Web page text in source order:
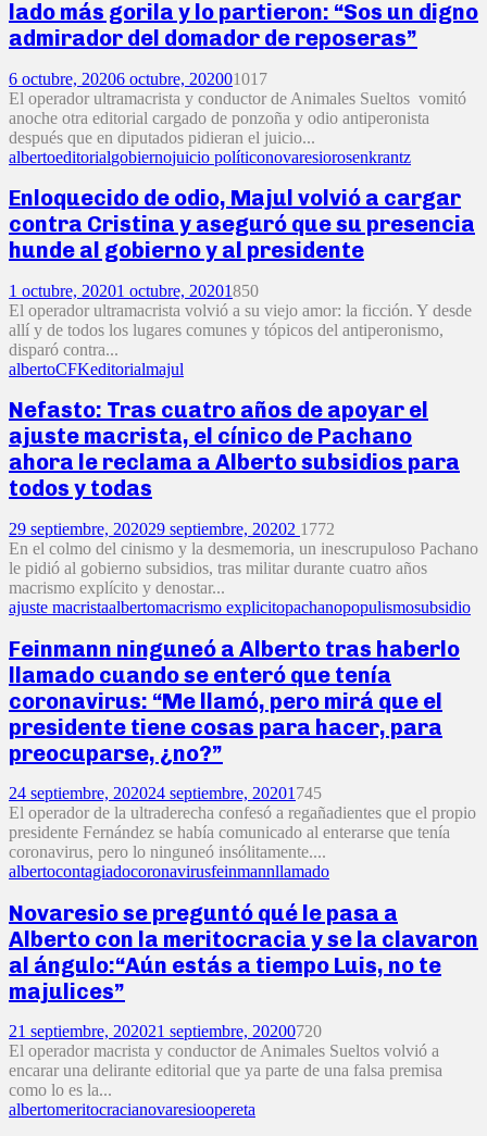
lado más gorila y lo partieron: “Sos un digno
admirador del domador de reposeras”
6 octubre, 20206 octubre, 202001017
El operador ultramacrista y conductor de Animales Sueltos vomitó
anoche otra editorial cargado de ponzoña y odio antiperonista
después que en diputados pidieran el juicio...
albertoeditorialgobiernojuicio políticonovaresiorosenkrantz
Enloquecido de odio, Majul volvió a cargar
contra Cristina y aseguró que su presencia
hunde al gobierno y al presidente
1 octubre, 20201 octubre, 20201850
El operador ultramacrista volvió a su viejo amor: la ficción. Y desde
allí y de todos los lugares comunes y tópicos del antiperonismo,
disparó contra...
albertoCFKeditorialmajul
Nefasto: Tras cuatro años de apoyar el
ajuste macrista, el cínico de Pachano
ahora le reclama a Alberto subsidios para
todos y todas
29 septiembre, 202029 septiembre, 20202 1772
En el colmo del cinismo y la desmemoria, un inescrupuloso Pachano
le pidió al gobierno subsidios, tras militar durante cuatro años
macrismo explícito y denostar...
ajuste macristaalbertomacrismo explicitopachanopopulismosubsidio
Feinmann ninguneó a Alberto tras haberlo
llamado cuando se enteró que tenía
coronavirus: “Me llamó, pero mirá que el
presidente tiene cosas para hacer, para
preocuparse, ¿no?”
24 septiembre, 202024 septiembre, 20201 745
El operador de la ultraderecha confesó a regañadientes que el propio
presidente Fernández se había comunicado al enterarse que tenía
coronavirus, pero lo ninguneó insólitamente....
albertocontagiadocoronavirusfeinmannllamado
Novaresio se preguntó qué le pasa a
Alberto con la meritocracia y se la clavaron
al ángulo:“Aún estás a tiempo Luis, no te
majulices”
21 septiembre, 202021 septiembre, 20200720
El operador macrista y conductor de Animales Sueltos volvió a
encarar una delirante editorial que ya parte de una falsa premisa
como lo es la...
albertomeritocracianovaresioopereta